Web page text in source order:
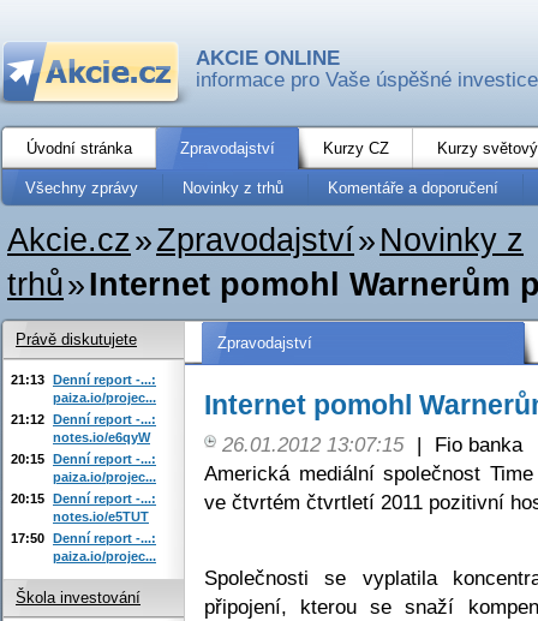
AKCIE ONLINE
informace pro Vaše úspěšné investice
Úvodní stránka Zpravodajství Kurzy CZ Kurzy
Všechny zprávy Novinky z trhů Komentáře a doporučení
Akcie.cz»Zpravodajství» Novinky z
trhů»Internet pomohl Warnerům
Zpravodajství
Internet pomohl
26.01.2012 13:07:15 |
Fio banka
Americká mediální společnost
ve čtvrtém čtvrtletí 2011 pozitivní
Společnosti se vyplatila
připojení, kterou se snaží
Právě diskutujete
21:13 Denní report -...:
paiza.io/projec...
21:12 Denní report -...:
notes.io/e6qyW
20:15 Denní report -...:
paiza.io/projec...
20:15 Denní report -...:
notes.io/e5TUT
17:50 Denní report -...:
paiza.io/projec...
Škola investování